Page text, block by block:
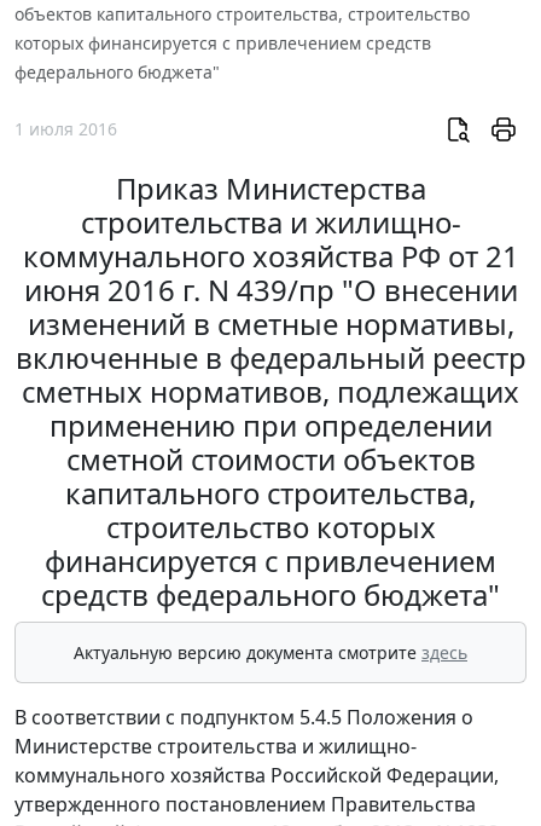
объектов капитального строительства, строительство
которых финансируется с привлечением средств
федерального бюджета"
1 июля 2016
Приказ Министерства
строительства и жилищно-
коммунального хозяйства РФ от 21
июня 2016 г. N 439/пр "О внесении
изменений в сметные нормативы,
включенные в федеральный реестр
сметных нормативов, подлежащих
применению при определении
сметной стоимости объектов
капитального строительства,
строительство которых
финансируется с привлечением
средств федерального бюджета"
Актуальную версию документа смотрите здесь
В соответствии с подпунктом 5.4.5 Положения о
Министерстве строительства и жилищно-
коммунального хозяйства Российской Федерации,
утвержденного постановлением Правительства